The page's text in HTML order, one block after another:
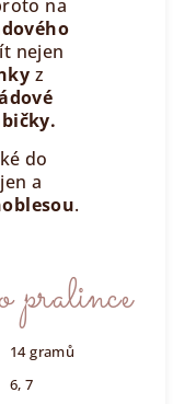
na
nejen
z
do
a
.
14 gramů
6, 7